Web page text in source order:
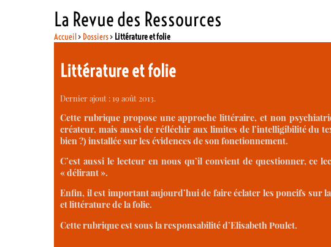
La Revue des Ressources
Accueil> Dossiers> Littérature et folie
Littérature et folie
Dernier ajout : 19 août 2013.
Cette rubrique propose une approche littéraire, et non
créateur, mais aussi de réfléchir aux limites de l’intelligibilité du
bien ?) installée sur les évidences de son fonctionnement.
C’est aussi le lecteur en nous qu’il convient de questionner, ce
« délirant ».
Enfin, il est important aujourd’hui de faire éclater les poncifs sur
et littérature de la folie.
Cette rubrique est sous la responsabilité d’Elisabeth Poulet.